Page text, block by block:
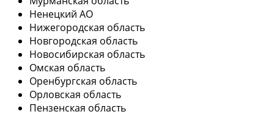
Ненецкий АО
Нижегородская область
Новгородская область
Новосибирская область
Омская область
Оренбургская область
Орловская область
Пензенская область